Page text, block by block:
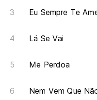
Eu Sempre Te
Lá Se Vai
Me Perdoa
Nem Vem Que